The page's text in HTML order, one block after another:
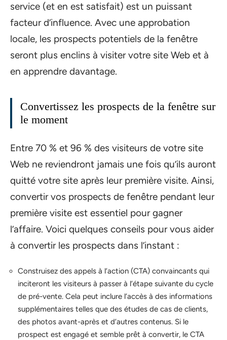
service (et en est satisfait) est un puissant
facteur d’influence. Avec une approbation
locale, les prospects potentiels de la fenêtre
seront plus enclins à visiter votre site Web et à
en apprendre davantage.
Convertissez les prospects de la fenêtre sur
le moment
Entre 70 % et 96 % des visiteurs de votre site
Web ne reviendront jamais une fois qu’ils auront
quitté votre site après leur première visite. Ainsi,
convertir vos prospects de fenêtre pendant leur
première visite est essentiel pour gagner
l’affaire. Voici quelques conseils pour vous aider
à convertir les prospects dans l’instant :
Construisez des appels à l’action (CTA) convaincants qui
inciteront les visiteurs à passer à l’étape suivante du cycle
de pré-vente. Cela peut inclure l’accès à des informations
supplémentaires telles que des études de cas de clients,
des photos avant-après et d’autres contenus. Si le
prospect est engagé et semble prêt à convertir, le CTA